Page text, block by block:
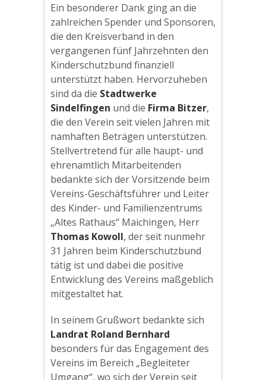
Ein besonderer Dank ging an die
zahlreichen Spender und Sponsoren,
die den Kreisverband in den
vergangenen fünf Jahrzehnten den
Kinderschutzbund finanziell
unterstützt haben. Hervorzuheben
sind da die Stadtwerke
Sindelfingen und die Firma Bitzer,
die den Verein seit vielen Jahren mit
namhaften Beträgen unterstützen.
Stellvertretend für alle haupt- und
ehrenamtlich Mitarbeitenden
bedankte sich der Vorsitzende beim
Vereins-Geschäftsführer und Leiter
des Kinder- und Familienzentrums
„Altes Rathaus“ Maichingen, Herr
Thomas Kowoll, der seit nunmehr
31 Jahren beim Kinderschutzbund
tätig ist und dabei die positive
Entwicklung des Vereins maßgeblich
mitgestaltet hat.
In seinem Grußwort bedankte sich
Landrat Roland Bernhard
besonders für das Engagement des
Vereins im Bereich „Begleiteter
Umgang“, wo sich der Verein seit